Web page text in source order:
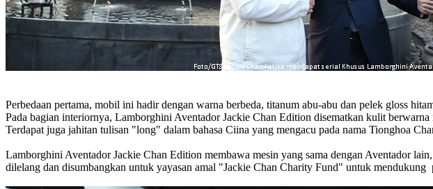
Perbedaan pertama, mobil ini hadir dengan warna berbeda, titanum abu-abu dan pelek gloss
Pada bagian interiornya, Lamborghini Aventador Jackie Chan Edition disematkan kulit
Terdapat juga jahitan tulisan "long" dalam bahasa Ciina yang mengacu pada nama Tionghoa
Lamborghini Aventador Jackie Chan Edition membawa mesin yang sama dengan Aventador
dilelang dan disumbangkan untuk yayasan amal "Jackie Chan Charity Fund" untuk